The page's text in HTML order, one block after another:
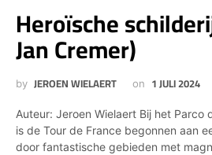
Heroïsche
Jan Cremer)
by JEROEN WIELAERT on 1 JULI 2024
Auteur: Jeroen Wielaert Bij het Parco
is de Tour de France begonnen aan
door fantastische gebieden met